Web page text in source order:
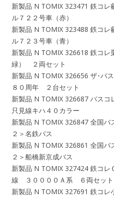
新製品 N TOMIX 323471 鉄コ
ル７２２号車（赤）
新製品 N TOMIX 323488 鉄コ
ル７２３号車（青）
新製品 N TOMIX 326618 鉄コレ
緑） ２両セット
新製品 N TOMIX 326656 ザ･バ
８０周年 ２台セット
新製品 N TOMIX 326687 バス
只見線キハ４０カラー
新製品 N TOMIX 326847 全国バ
２＞名鉄バス
新製品 N TOMIX 326861 全国バ
２＞船橋新京成バス
新製品 N TOMIX 327424 鉄コ
線 ３００００Ａ系 ６両セッ
新製品 N TOMIX 327691 鉄コ